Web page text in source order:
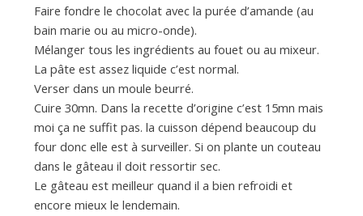
Faire fondre le chocolat avec la purée d’amande (au
bain marie ou au micro-onde).
Mélanger tous les ingrédients au fouet ou au mixeur.
La pâte est assez liquide c’est normal.
Verser dans un moule beurré.
Cuire 30mn. Dans la recette d’origine c’est 15mn mais
moi ça ne suffit pas. la cuisson dépend beaucoup du
four donc elle est à surveiller. Si on plante un couteau
dans le gâteau il doit ressortir sec.
Le gâteau est meilleur quand il a bien refroidi et
encore mieux le lendemain.